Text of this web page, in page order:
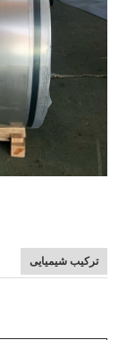
ترکیب شیمیایی